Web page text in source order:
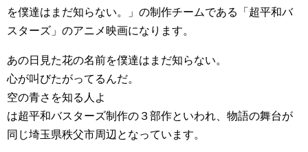
を僕達はまだ知らない。」の制作チームである「超平和バ
スターズ」のアニメ映画になります。
あの日見た花の名前を僕達はまだ知らない。
心が叫びたがってるんだ。
空の青さを知る人よ
は超平和バスターズ制作の３部作といわれ、物語の舞台が
同じ埼玉県秩父市周辺となっています。